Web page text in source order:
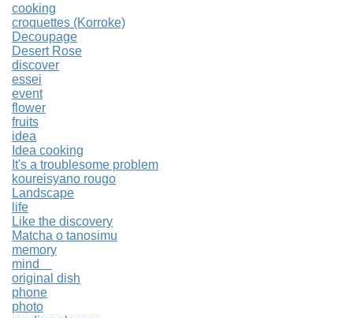
cooking
croquettes (Korroke)
Decoupage
Desert Rose
discover
essei
event
flower
fruits
idea
Idea cooking
It's a troublesome problem
koureisyano rougo
Landscape
life
Like the discovery
Matcha o tanosimu
memory
mind
original dish
phone
photo